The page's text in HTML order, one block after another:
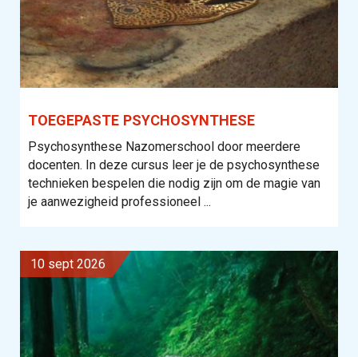
TOEGEPASTE PSYCHOSYNTHESE
Psychosynthese Nazomerschool door meerdere
docenten. In deze cursus leer je de psychosynthese
technieken bespelen die nodig zijn om de magie van
je aanwezigheid professioneel ...
10 sept 2026